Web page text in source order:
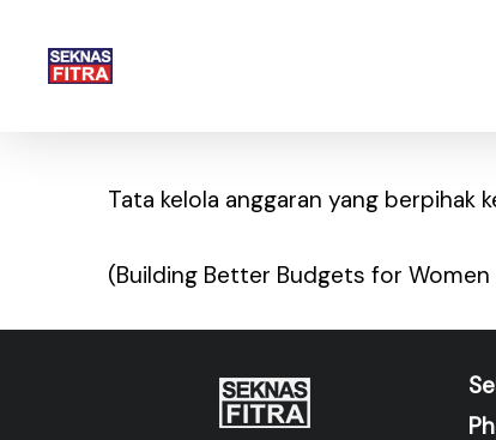
Hit enter to search or ESC to close
Tata kelola anggaran yang berpihak
(Building Better Budgets for